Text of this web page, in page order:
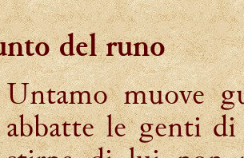
del runo
Untamo muove
abbatte le genti